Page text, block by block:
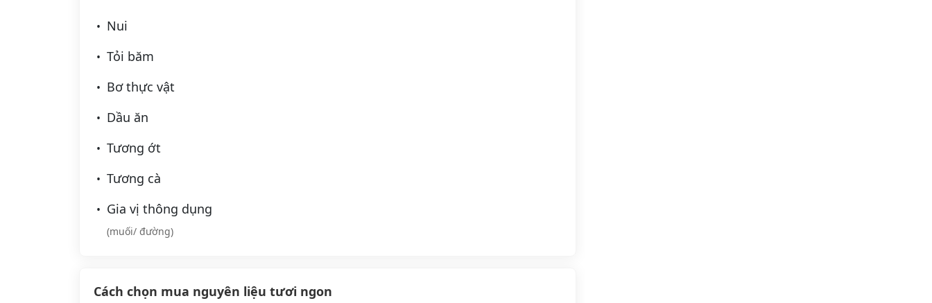
Nui
Tỏi băm
Bơ thực vật
Dầu ăn
Tương ớt
Tương cà
Gia vị thông dụng
(muối/ đường)
Cách chọn mua nguyên liệu tươi ngon